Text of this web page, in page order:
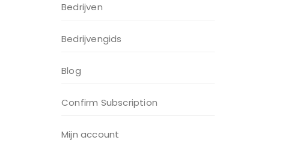
Bedrijven
Bedrijvengids
Blog
Confirm Subscription
Mijn account